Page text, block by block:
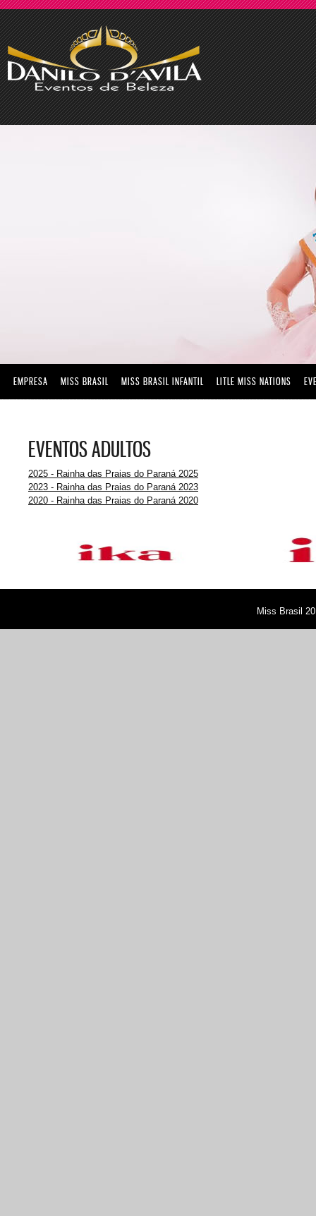
EMPRESA MISS BRASIL MISS BRASIL INFANTIL LITLE MISS NATIONS
EVENTOS ADULTOS
2025 - Rainha das Praias do Paraná 2025
2023 - Rainha das Praias do Paraná 2023
2020 - Rainha das Praias do Paraná 2020
Miss Brasil